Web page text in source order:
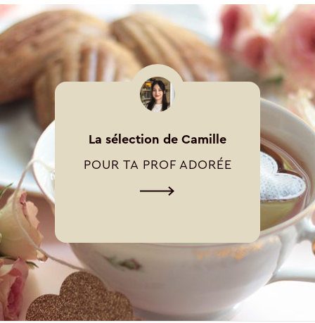
La sélection de Camille
POUR TA PROF ADORÉE